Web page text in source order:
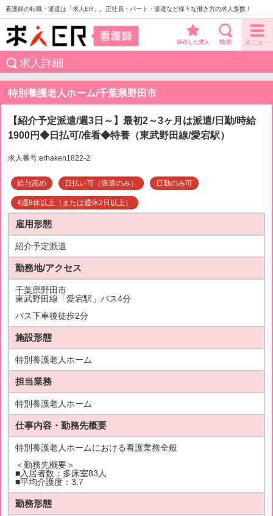
看護師の転職・派遣は「求人ER」。正社員・パート・派遣など様々な働き方の求人多数！
保存した求人
求人詳細
特別養護老人ホーム/千葉県野田市
【紹介予定派遣/週3日～】最初2～3ヶ月は派遣/日勤/時給
1900円◆日払可/准看◆特養（東武野田線/愛宕駅）
求人番号:erhaken1822-2
給与高め 日払い可（派遣のみ） 日勤のみ可
4週8休以上（または週休2日以上）
雇用形態
紹介予定派遣
勤務地/アクセス
千葉県野田市
東武野田線「愛宕駅」バス4分
バス下車後徒歩2分
施設形態
特別養護老人ホーム
担当業務
特別養護老人ホーム
仕事内容・勤務先概要
特別養護老人ホームにおける看護業務全般
＜勤務先概要＞
■入居者数：多床室83人
■平均介護度：3.7
勤務形態